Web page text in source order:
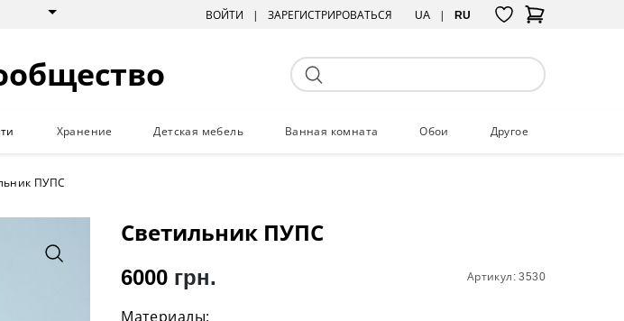
ВОЙТИ ЗАРЕГИСТРИРОВАТЬСЯ UA RU
Хранение Детская мебель Ванная комната Обои Другое
ПУПС
Светильник ПУПС
Артикул: 3530
6000 грн.
Материалы: